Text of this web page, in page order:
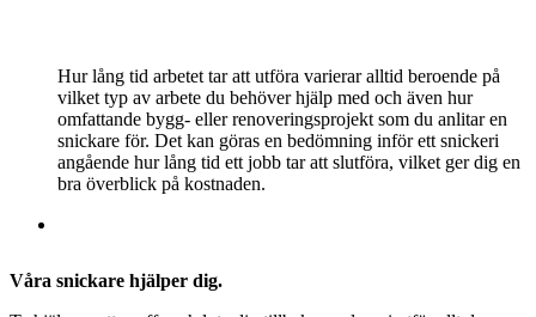
Hur lång tid arbetet tar att utföra varierar alltid beroende på
vilket typ av arbete du behöver hjälp med och även hur
omfattande bygg- eller renoveringsprojekt som du anlitar en
snickare för. Det kan göras en bedömning inför ett snickeri
angående hur lång tid ett jobb tar att slutföra, vilket ger dig en
bra överblick på kostnaden.
Våra snickare hjälper dig.